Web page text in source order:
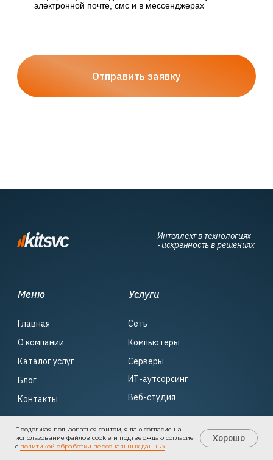
Продолжая пользоваться сайтом, я даю согласие на
использование файлов cookie и подтверждаю согласие
с политикой обработки персональных данных
Хорошо